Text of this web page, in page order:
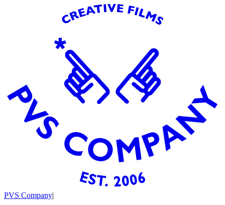
PVS Company|